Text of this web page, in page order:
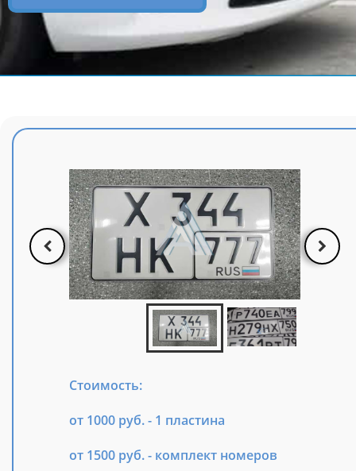
Стоимость:
от 1000 руб. - 1 пластина
от 1500 руб. - комплект номеров